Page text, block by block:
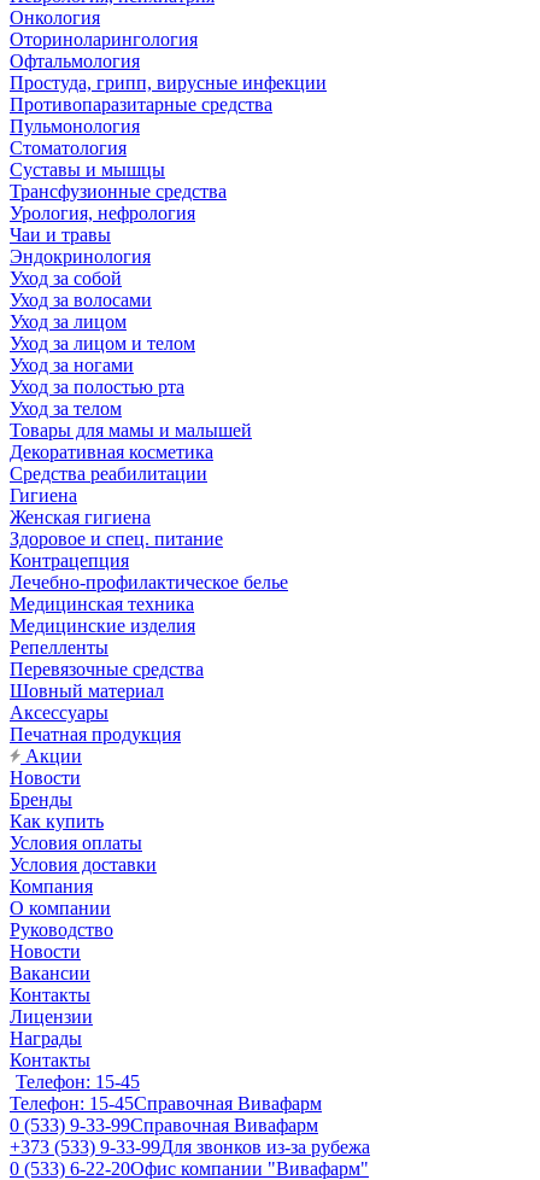
Онкология
Оториноларингология
Офтальмология
Простуда, грипп, вирусные инфекции
Противопаразитарные средства
Пульмонология
Стоматология
Суставы и мышцы
Трансфузионные средства
Урология, нефрология
Чаи и травы
Эндокринология
Уход за собой
Уход за волосами
Уход за лицом
Уход за лицом и телом
Уход за ногами
Уход за полостью рта
Уход за телом
Товары для мамы и малышей
Декоративная косметика
Средства реабилитации
Гигиена
Женская гигиена
Здоровое и спец. питание
Контрацепция
Лечебно-профилактическое белье
Медицинская техника
Медицинские изделия
Репелленты
Перевязочные средства
Шовный материал
Аксессуары
Печатная продукция
Акции
Новости
Бренды
Как купить
Условия оплаты
Условия доставки
Компания
О компании
Руководство
Новости
Вакансии
Контакты
Лицензии
Награды
Контакты
Телефон: 15-45
Телефон: 15-45Справочная Вивафарм
0 (533) 9-33-99Справочная Вивафарм
+373 (533) 9-33-99Для звонков из-за рубежа
0 (533) 6-22-20Офис компании "Вивафарм"